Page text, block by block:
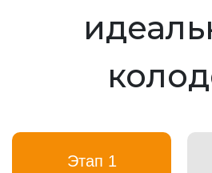
Этап 1